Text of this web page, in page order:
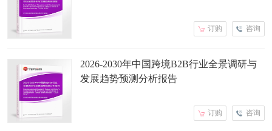
咨询
订购
2026-2030年中国跨境B2B行业全景调研与
发展趋势预测分析报告
咨询
订购